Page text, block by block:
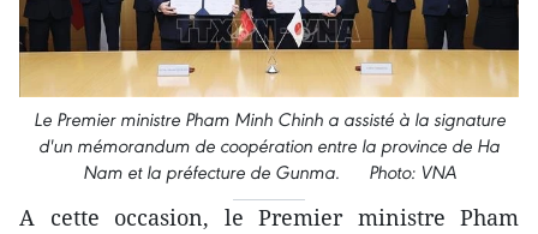
Le Premier ministre Pham Minh Chinh a assisté à la signature
d'un mémorandum de coopération entre la province de Ha
Nam et la préfecture de Gunma. Photo: VNA
A cette occasion, le Premier ministre Pham